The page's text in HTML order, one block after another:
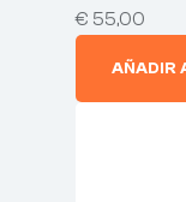
€ 55,00
AÑADIR